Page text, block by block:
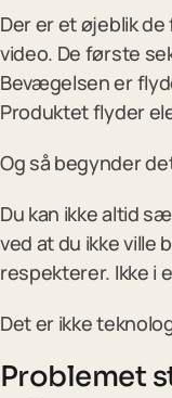
Claude-
Gratis online guide
Der er et øjeblik
video. De første
Bevægelsen er
Produktet flyder
Og så begynder
Du kan ikke altid
ved at du ikke ville
respekterer. Ikke i
Det er ikke
Problemet